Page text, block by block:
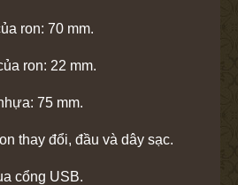
ron: 70 mm.
ron: 22 mm.
75 mm.
thay đổi, đầu và dây sạc.
cổng USB.